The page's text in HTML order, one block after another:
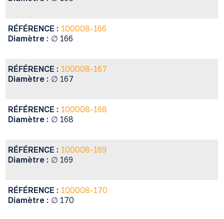
RÉFÉRENCE : 100008-166
Diamètre : ∅ 166
RÉFÉRENCE : 100008-167
Diamètre : ∅ 167
RÉFÉRENCE : 100008-168
Diamètre : ∅ 168
RÉFÉRENCE : 100008-169
Diamètre : ∅ 169
RÉFÉRENCE : 100008-170
Diamètre : ∅ 170